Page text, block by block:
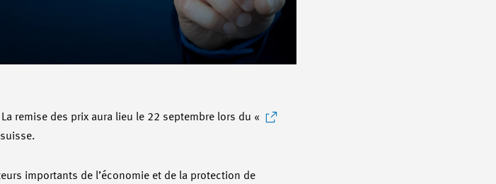
remise des prix aura lieu le 22 septembre lors du «
importants de l’économie et de la protection de